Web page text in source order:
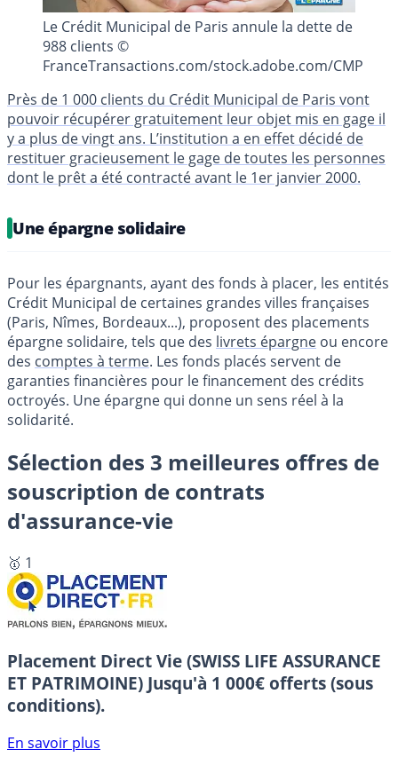
Le Crédit Municipal de Paris annule la dette de
988 clients ©
FranceTransactions.com/stock.adobe.com/CMP
Près de 1 000 clients du Crédit Municipal de Paris vont
pouvoir récupérer gratuitement leur objet mis en gage il
y a plus de vingt ans. L’institution a en effet décidé de
restituer gracieusement le gage de toutes les personnes
dont le prêt a été contracté avant le 1er janvier 2000.
Une épargne solidaire
Pour les épargnants, ayant des fonds à placer, les entités
Crédit Municipal de certaines grandes villes françaises
(Paris, Nîmes, Bordeaux...), proposent des placements
épargne solidaire, tels que des livrets épargne ou encore
des comptes à terme. Les fonds placés servent de
garanties financières pour le financement des crédits
octroyés. Une épargne qui donne un sens réel à la
solidarité.
Sélection des 3 meilleures offres de
souscription de contrats
d'assurance-vie
🥇 1
Placement Direct Vie (SWISS LIFE ASSURANCE
ET PATRIMOINE) Jusqu'à 1 000€ offerts (sous
conditions).
En savoir plus